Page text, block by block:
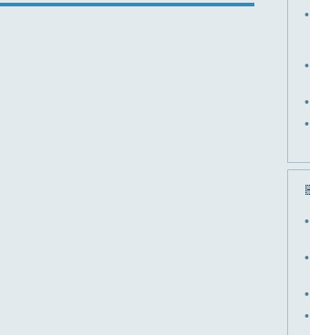
•
•
•
•
•
•
•
•